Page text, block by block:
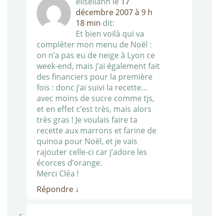
décembre 2007 à 9 h
18 min dit:
Et bien voilà qui va
compléter mon menu de Noël :
on n’a pas eu de neige à Lyon ce
week-end, mais j’ai également fait
des financiers pour la première
fois : donc j’ai suivi la recette…
avec moins de sucre comme tjs,
et en effet c’est très, mais alors
très gras ! Je voulais faire ta
recette aux marrons et farine de
quinoa pour Noël, et je vais
rajouter celle-ci car j’adore les
écorces d’orange.
Merci Cléa !
Répondre ↓